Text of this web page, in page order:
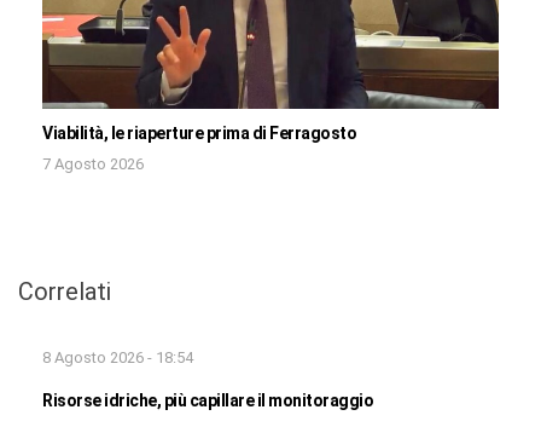
Viabilità, le riaperture prima di Ferragosto
7 Agosto 2026
Correlati
8 Agosto 2026 - 18:54
Risorse idriche, più capillare il monitoraggio